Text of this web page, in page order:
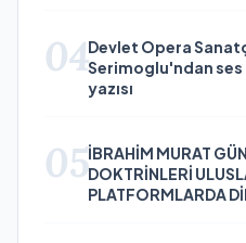
04Devlet Opera
Serimoglu'ndan
yazısı
05İBRAHİM MURAT
DOKTRİNLERİ
PLATFORMLARDA